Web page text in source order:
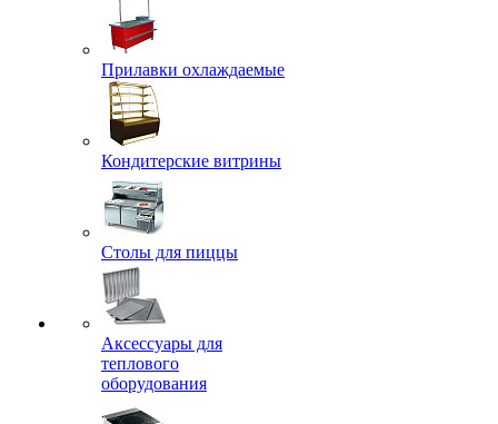
Прилавки охлаждаемые
Кондитерские витрины
Столы для пиццы
Аксессуары для
теплового
оборудования